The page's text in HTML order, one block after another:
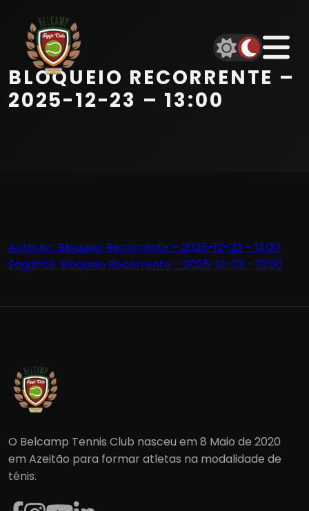
Início
Equipa
Serviços
Beach Tennis
BLOQUEIO RECORRENTE –
2025-12-23 – 13:00
Navegação
de
Anterior: Bloqueio Recorrente – 2025-12-23 – 13:00
Seguinte: Bloqueio Recorrente – 2025-12-23 – 13:00
O Belcamp Tennis Club nasceu em 8 Maio de 2020
em Azeitão para formar atletas na modalidade de
ténis.